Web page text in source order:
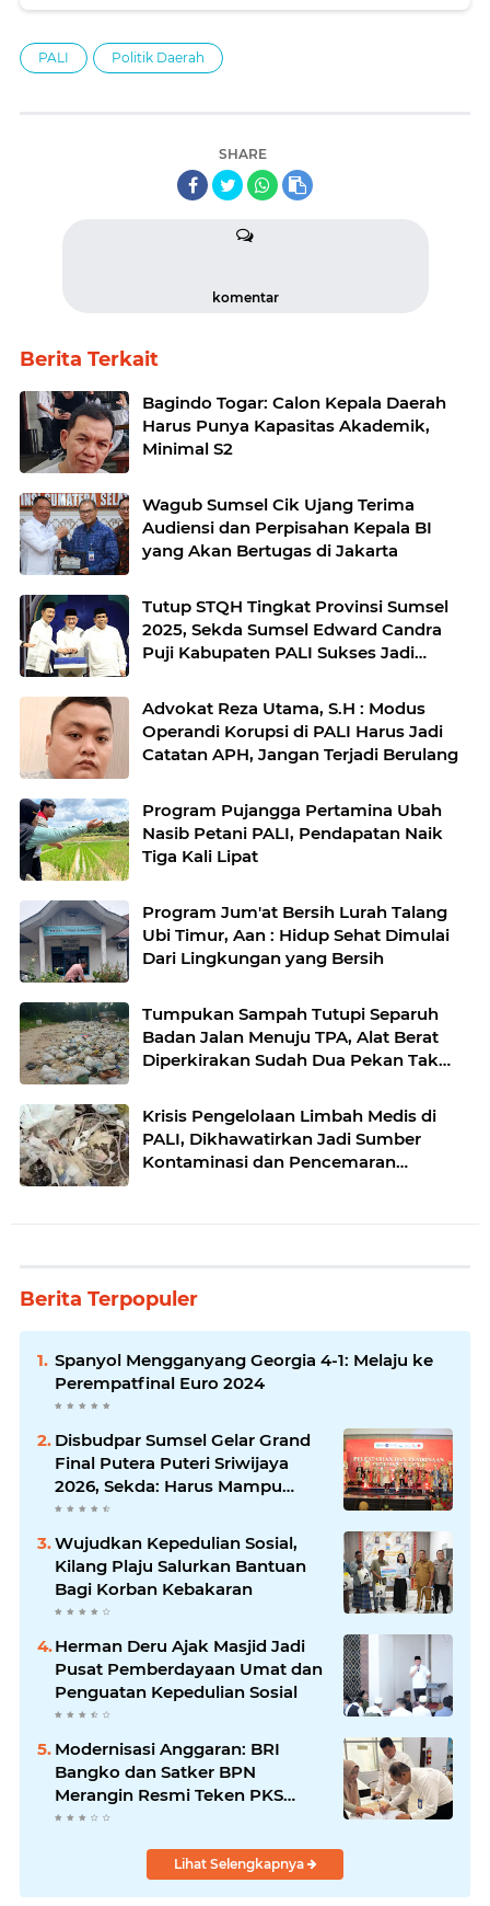
PALI Politik Daerah
SHARE
komentar
Berita Terkait
Bagindo Togar: Calon Kepala Daerah
Harus Punya Kapasitas Akademik,
Minimal S2
Wagub Sumsel Cik Ujang Terima
Audiensi dan Perpisahan Kepala BI
yang Akan Bertugas di Jakarta
Tutup STQH Tingkat Provinsi Sumsel
2025, Sekda Sumsel Edward Candra
Puji Kabupaten PALI Sukses Jadi
Advokat Reza Utama, S.H : Modus
Operandi Korupsi di PALI Harus Jadi
Catatan APH, Jangan Terjadi Berulang
Program Pujangga Pertamina Ubah
Nasib Petani PALI, Pendapatan Naik
Tiga Kali Lipat
Program Jum'at Bersih Lurah Talang
Ubi Timur, Aan : Hidup Sehat Dimulai
Dari Lingkungan yang Bersih
Tumpukan Sampah Tutupi Separuh
Badan Jalan Menuju TPA, Alat Berat
Diperkirakan Sudah Dua Pekan Tak
Krisis Pengelolaan Limbah Medis di
PALI, Dikhawatirkan Jadi Sumber
Kontaminasi dan Pencemaran
Berita Terpopuler
Spanyol Mengganyang Georgia 4-1: Melaju ke
Perempatfinal Euro 2024
Disbudpar Sumsel Gelar Grand
Final Putera Puteri Sriwijaya
2026, Sekda: Harus Mampu
Bawa Sumsel Go Internasional
Wujudkan Kepedulian Sosial,
Kilang Plaju Salurkan Bantuan
Bagi Korban Kebakaran
Herman Deru Ajak Masjid Jadi
Pusat Pemberdayaan Umat dan
Penguatan Kepedulian Sosial
Modernisasi Anggaran: BRI
Bangko dan Satker BPN
Merangin Resmi Teken PKS
Penerbitan KKP
Lihat Selengkapnya